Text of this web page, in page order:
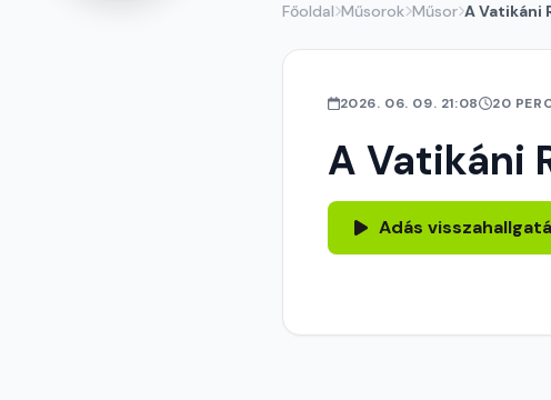
Főoldal Műsorok Műsor A Vatikáni
2026. 06. 09. 21:08 20
A Vatikáni
Adás